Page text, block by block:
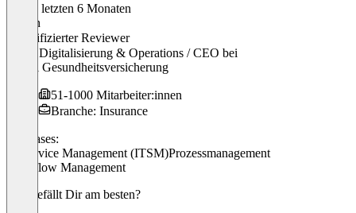
In den letzten 6 Monaten
Fabian
Verifizierter Reviewer
Leiter Digitalisierung & Operations / CEO bei
Atupri Gesundheitsversicherung
51-1000 Mitarbeiter:innen
Branche: Insurance
Use cases:
IT Service Management (ITSM)Prozessmanagement
Workflow Management
Was gefällt Dir am besten?